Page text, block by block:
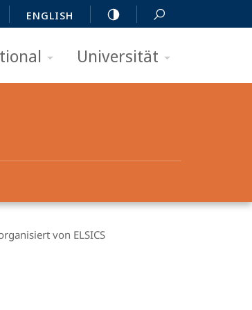
ENGLISH
Universität
von ELSICS